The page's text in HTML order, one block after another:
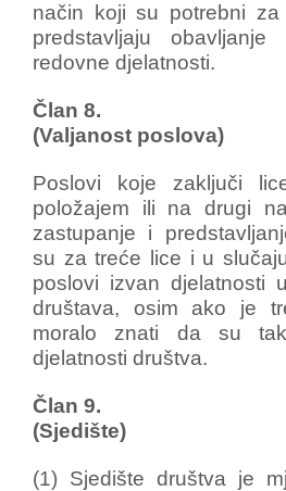
način koji su potrebni
predstavljaju
redovne djelatnosti.
Član 8.
(Valjanost poslova)
Poslovi koje zaključi
položajem ili na drugi
zastupanje i
su za treće lice i u
poslovi izvan djelatnosti
društava, osim ako je
moralo znati da su
djelatnosti društva.
Član 9.
(Sjedište)
(1) Sjedište društva je